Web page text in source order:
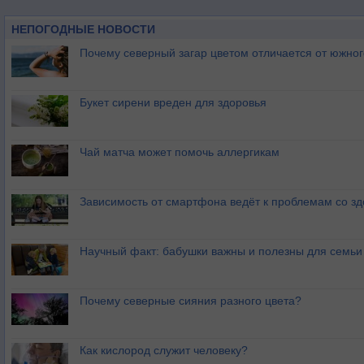
НЕПОГОДНЫЕ НОВОСТИ
Почему северный загар цветом отличается от
Букет сирени вреден для здоровья
Чай матча может помочь аллергикам
Зависимость от смартфона ведёт к проблемам со
Научный факт: бабушки важны и полезны для семьи
Почему северные сияния разного цвета?
Как кислород служит человеку?